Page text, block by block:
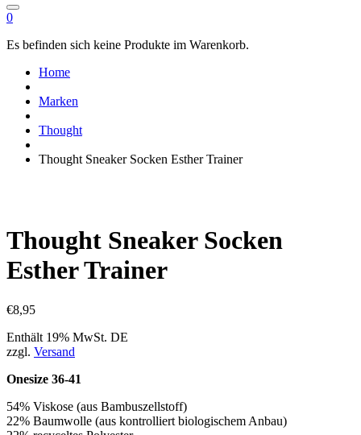
0
Es befinden sich keine Produkte im Warenkorb.
Home
Marken
Thought
Thought Sneaker Socken Esther Trainer
Thought Sneaker Socken
Esther Trainer
€8,95
Enthält 19% MwSt. DE
zzgl. Versand
Onesize 36-41
54% Viskose (aus Bambuszellstoff)
22% Baumwolle (aus kontrolliert biologischem Anbau)